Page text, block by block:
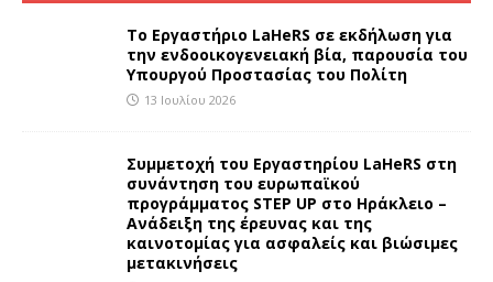
Το Εργαστήριο LaHeRS σε εκδήλωση για
την ενδοοικογενειακή βία, παρουσία του
Υπουργού Προστασίας του Πολίτη
13 Ιουλίου 2026
Συμμετοχή του Εργαστηρίου LaHeRS στη
συνάντηση του ευρωπαϊκού
προγράμματος STEP UP στο Ηράκλειο –
Ανάδειξη της έρευνας και της
καινοτομίας για ασφαλείς και βιώσιμες
μετακινήσεις